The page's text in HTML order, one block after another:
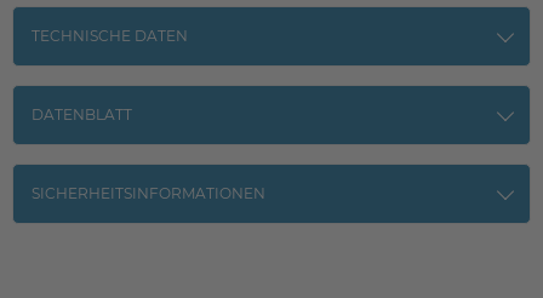
TECHNISCHE DATEN
DATENBLATT
SICHERHEITSINFORMATIONEN